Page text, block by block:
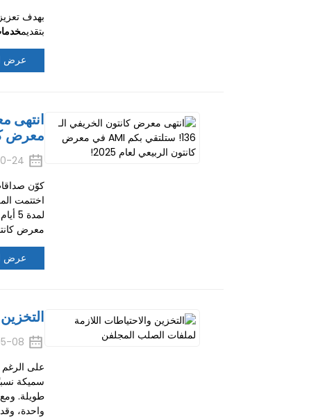
بتقديم
عرض
معرض
24
كوّن
معرض كانتون)
عرض
08
على الرغم
سميكة
طويلة.
واحدة، وقد